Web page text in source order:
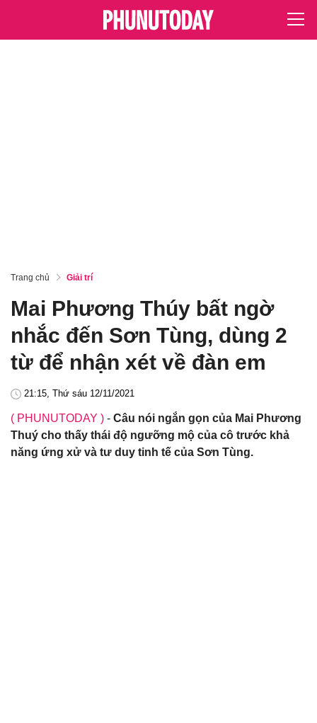
Trang chủ Giải trí
Mai Phương Thúy bất ngờ
nhắc đến Sơn Tùng, dùng 2
từ để nhận xét về đàn em
21:15, Thứ sáu 12/11/2021
( PHUNUTODAY ) - Câu nói ngắn gọn của Mai Phương
Thuý cho thấy thái độ ngưỡng mộ của cô trước khả
năng ứng xử và tư duy tinh tế của Sơn Tùng.